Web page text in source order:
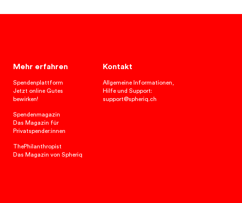
Mehr erfahren
Spendenplattform
Jetzt online Gutes
bewirken!
Spendenmagazin
Das Magazin für
Privatspender:innen
ThePhilanthropist
Das Magazin von Spheriq
Kontakt
Allgemeine Informationen,
Hilfe und Support:
support@spheriq.ch